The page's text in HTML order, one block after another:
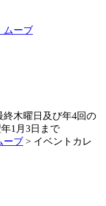
木曜日及び年4回の
1月3日まで
ーブ > イベントカレ